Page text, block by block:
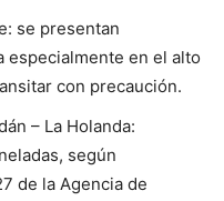
se presentan
especialmente en el alto
con precaución.
– La Holanda:
según
de la Agencia de